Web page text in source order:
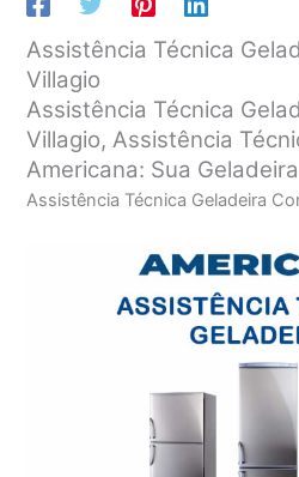
Assistência Técnica
Villagio
Assistência Técnica
Villagio, Assistência
Americana: Sua
Assistência Técnica Geladeira